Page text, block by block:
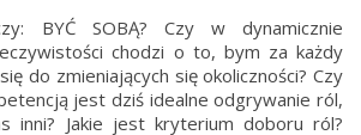
BYĆ SOBĄ? Czy w dynamicznie
chodzi o to, bym za każdy
do zmieniających się okoliczności? Czy
jest dziś idealne odgrywanie ról,
inni? Jakie jest kryterium doboru ról?